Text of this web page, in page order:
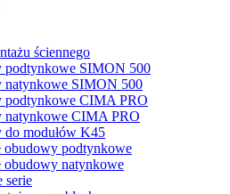
ściennego
podtynkowe SIMON 500
natynkowe SIMON 500
podtynkowe CIMA PRO
natynkowe CIMA PRO
modułów K45
obudowy podtynkowe
obudowy natynkowe
serie